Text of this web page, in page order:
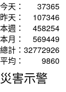
今天：
37365
昨天：
107346
本週：
458254
本月：
569449
總計： 32772926
平均：
9860
災害示警